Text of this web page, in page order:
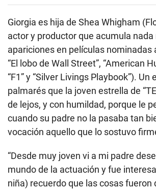
Giorgia es hija de Shea Whigham
actor y productor que acumula
apariciones en películas nominadas
“El lobo de Wall Street”, “American
“F1” y “Silver Livings Playbook”). Un
palmarés que la joven estrella de
de lejos, y con humildad, porque le
cuando su padre no la pasaba tan
vocación aquello que lo sostuvo
“Desde muy joven vi a mi padre
mundo de la actuación y fue
niña) recuerdo que las cosas fueron